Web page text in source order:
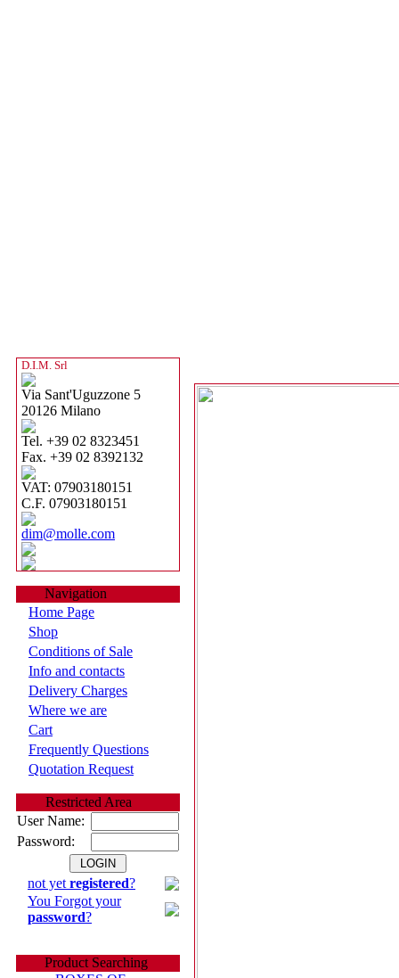
D.I.M. Srl
Via Sant'Uguzzone 5
20126 Milano
Tel. +39 02 8323451
Fax. +39 02 8392132
VAT: 07903180151
C.F. 07903180151
dim@molle.com
Navigation
Home Page
Shop
Conditions of Sale
Info and contacts
Delivery Charges
Where we are
Cart
Frequently Questions
Quotation Request
Restricted Area
User Name:
Password:
not yet registered?
You Forgot your
password?
Product Searching